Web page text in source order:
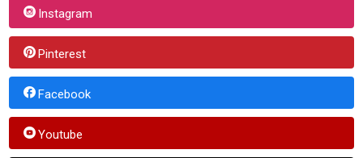
Instagram
Pinterest
Facebook
Youtube